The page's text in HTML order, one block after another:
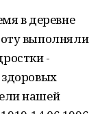
в деревне
выполняли
-
нашей